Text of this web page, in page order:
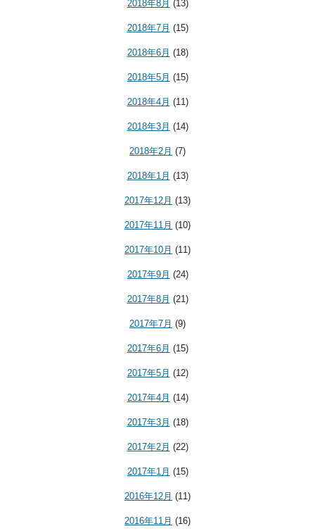
2018年8月 (13)
2018年7月 (15)
2018年6月 (18)
2018年5月 (15)
2018年4月 (11)
2018年3月 (14)
2018年2月 (7)
2018年1月 (13)
2017年12月 (13)
2017年11月 (10)
2017年10月 (11)
2017年9月 (24)
2017年8月 (21)
2017年7月 (9)
2017年6月 (15)
2017年5月 (12)
2017年4月 (14)
2017年3月 (18)
2017年2月 (22)
2017年1月 (15)
2016年12月 (11)
2016年11月 (16)